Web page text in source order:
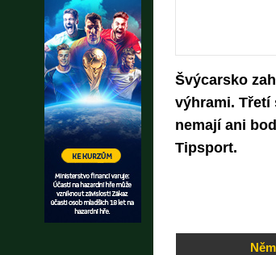
Švýcarsko
výhrami. Třetí
nemají ani
Tipsport.